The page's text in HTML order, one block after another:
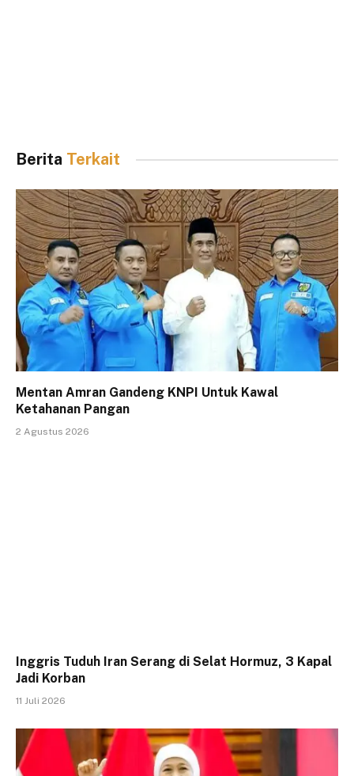
Berita Terkait
Mentan Amran Gandeng KNPI Untuk Kawal
Ketahanan Pangan
2 Agustus 2026
Inggris Tuduh Iran Serang di Selat Hormuz, 3 Kapal
Jadi Korban
11 Juli 2026